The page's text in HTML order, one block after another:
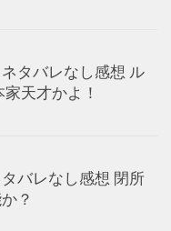
タバレなし感想 ル
天才かよ！
バレなし感想 閉所
？